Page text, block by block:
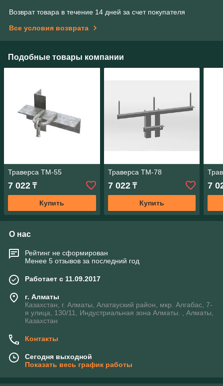
Возврат товара в течение 14 дней за счет покупателя
Все условия возврата
Подобные товары компании
Траверса ТМ-55
7 022 ₸
Купить
Траверса ТМ-78
7 022₸
Купить
7
О нас
Рейтинг не сформирован
Менее 5 отзывов за последний год
Работает с 11.09.2017
г. Алматы
Казахстан, г. Алматы, Алатауский район, мкр. Алгабас, 7-
я улица, 130/11, Индустриальная зона Алматы. , Алматы,
Казахстан
Контакты
Сегодня выходной
Показать весь график работы